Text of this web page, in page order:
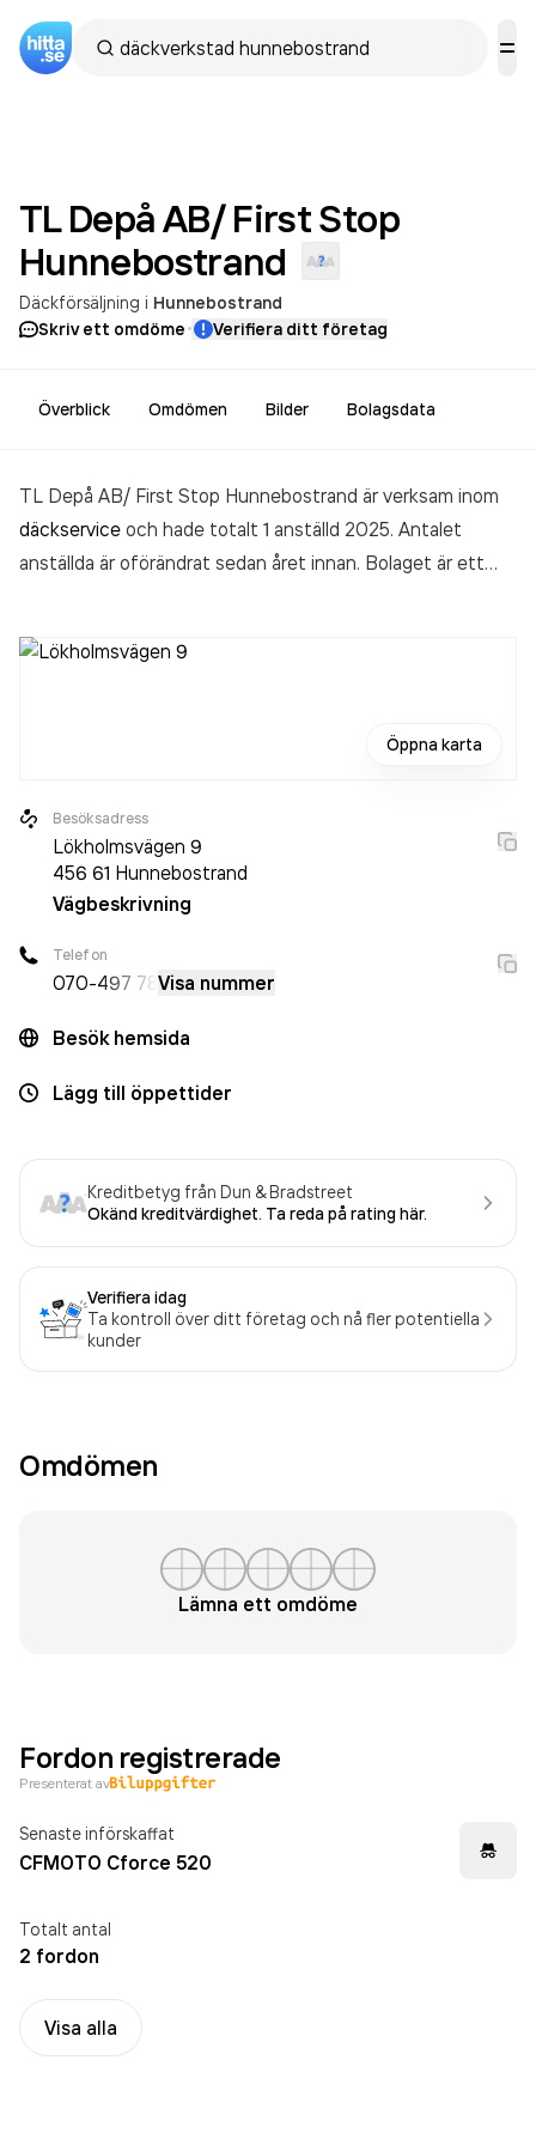
TL Depå AB/ First Stop
Hunnebostrand
Däckförsäljning i Hunnebostrand
Skriv ett omdöme· Verifiera ditt företag
Överblick Omdömen Bilder Bolagsdata
TL Depå AB/ First Stop Hunnebostrand är verksam inom
däckservice och hade totalt 1 anställd 2025. Antalet
anställda är oförändrat sedan året innan. Bolaget är ett
räkenskapsåret (2025).
Öppna karta
Besöksadress
Lökholmsvägen 9
456 61 Hunnebostrand
Vägbeskrivning
Telefon
070-497 78 Visa nummer
Besök hemsida
Lägg till öppettider
Kreditbetyg från Dun & Bradstreet
Okänd kreditvärdighet. Ta reda på rating här.
Verifiera idag
Ta kontroll över ditt företag och nå fler potentiella
kunder
Omdömen
Lämna ett omdöme
Fordon registrerade
Presenterat av
Senaste införskaffat
CFMOTO Cforce 520
Totalt antal
2 fordon
Visa alla